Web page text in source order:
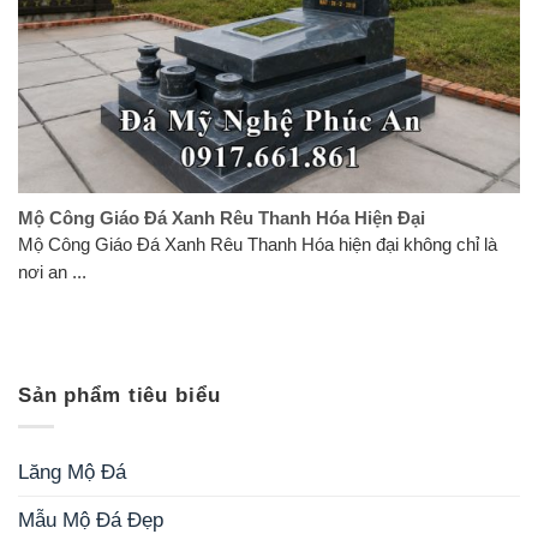
Mộ Công Giáo Đá Xanh Rêu Thanh Hóa Hiện Đại
Mộ Công Giáo Đá Xanh Rêu Thanh Hóa hiện đại không chỉ là
nơi an ...
Sản phẩm tiêu biểu
Lăng Mộ Đá
Mẫu Mộ Đá Đẹp